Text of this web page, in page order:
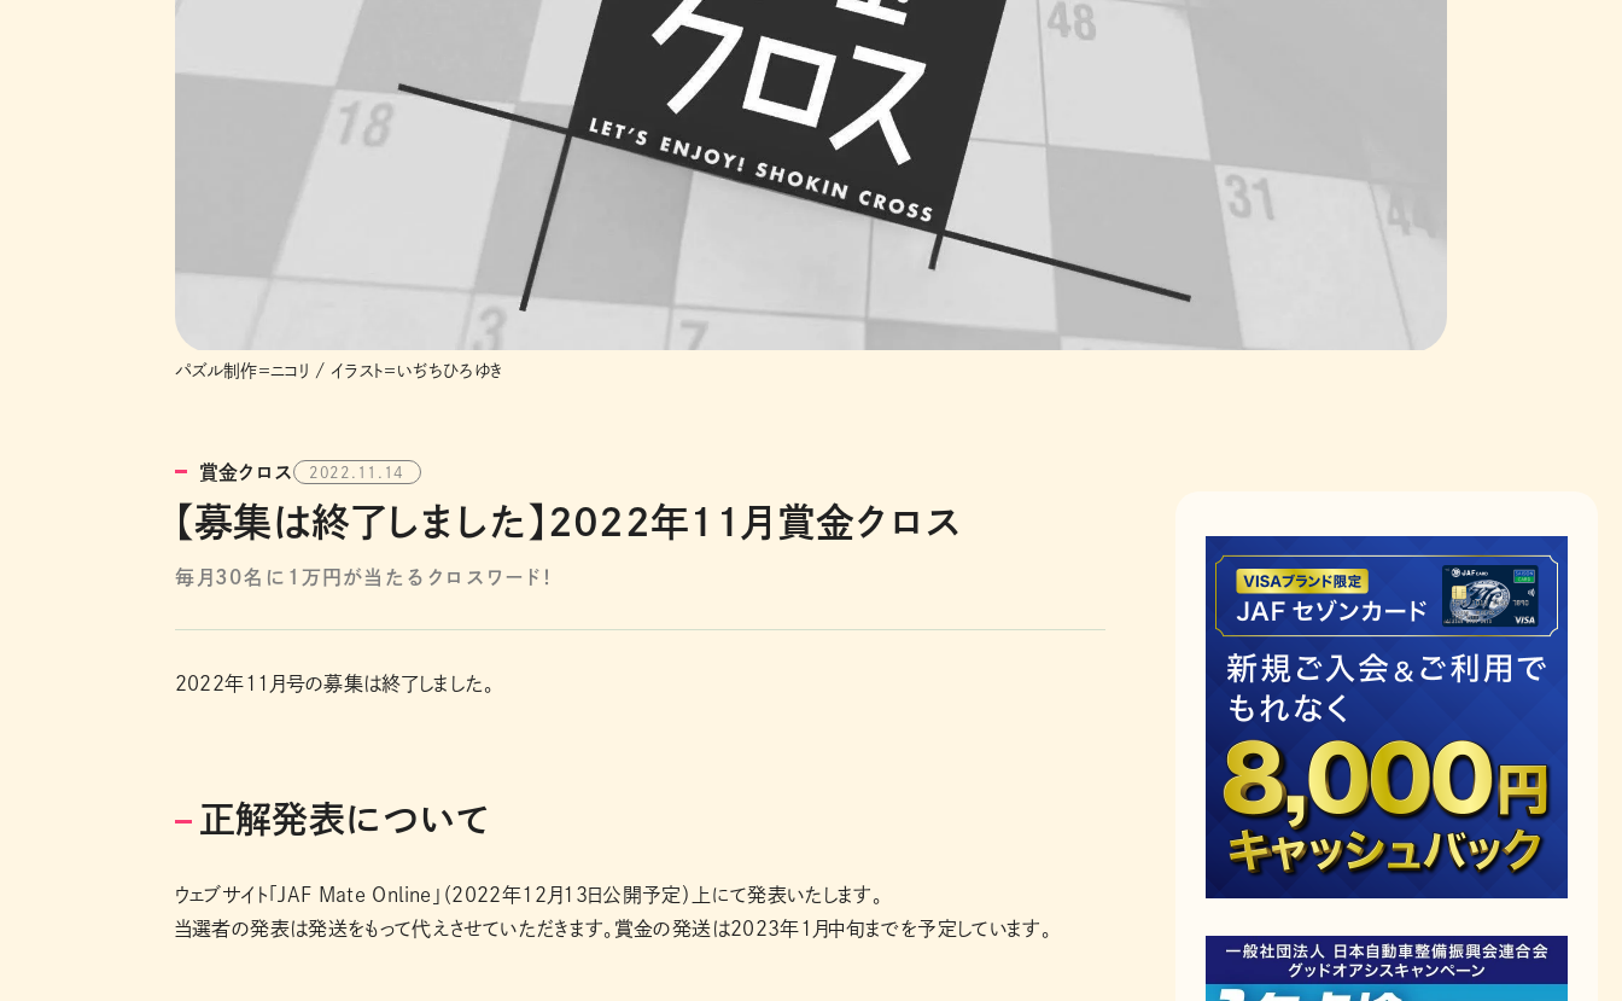
パズル制作＝ニコリ / イラスト＝いぢちひろゆき
賞金クロス 2022.11.14
【募集は終了しました】2022年11月賞金クロス
毎月30名に1万円が当たるクロスワード！
2022年11月号の募集は終了しました。
正解発表について
ウェブサイト「JAF Mate Online」（2022年12月13日公開予定）上にて発表いたします。
当選者の発表は発送をもって代えさせていただきます。賞金の発送は2023年1月中旬までを予定しています。